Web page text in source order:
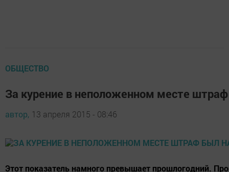
ОБЩЕСТВО
За курение в неположенном месте
автор, 13 апреля 2015 - 08:46
Этот показатель намного превышает прошлогодний.